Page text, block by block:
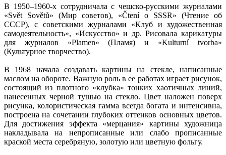
В 1950‒1960-х сотрудничала с чешско-русскими журналами
«Svět Sovětů» (Мир советов), «Čtení o SSSR» (Чтение об
СССР), с советскими журналами «Клуб и художественная
самодеятельность», «Искусство» и др. Рисовала карикатуры
для журналов «Plamen» (Пламя) и «Kulturní tvorba»
(Культурное творчество).
В 1968 начала создавать картины на стекле, написанные
маслом на обороте. Важную роль в ее работах играет рисунок,
состоящий из плотного «клубка» тонких хаотичных линий,
нанесенных черной тушью на стекло. Цвет наложен поверх
рисунка, колористическая гамма всегда богата и интенсивна,
построена на сочетании глубоких оттенков основных цветов.
Для достижения эффекта «мерцания» картины художница
накладывала на непрописанные или слабо прописанные
краской места серебряную, золотую или цветную фольгу.